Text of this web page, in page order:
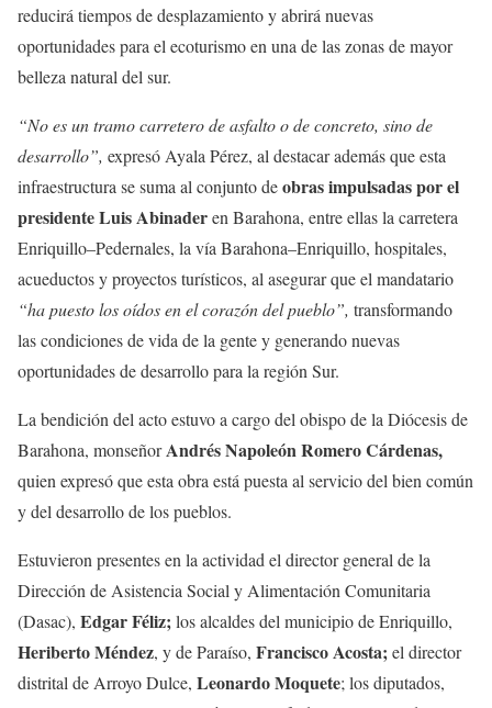
reducirá tiempos de desplazamiento y abrirá nuevas
oportunidades para el ecoturismo en una de las zonas de mayor
belleza natural del sur.
“No es un tramo carretero de asfalto o de concreto, sino de
desarrollo”, expresó Ayala Pérez, al destacar además que esta
infraestructura se suma al conjunto deobras impulsadas por el
presidente Luis Abinaderen Barahona, entre ellas la carretera
Enriquillo–Pedernales, la vía Barahona–Enriquillo, hospitales,
acueductos y proyectos turísticos, al asegurar que el mandatario
“ha puesto los oídos en el corazón del pueblo”, transformando
las condiciones de vida de la gente y generando nuevas
oportunidades de desarrollo para la región Sur.
La bendición del acto estuvo a cargo del obispo de la Diócesis de
Barahona, monseñorAndrés Napoleón Romero Cárdenas,
quien expresó que esta obra está puesta al servicio del bien común
y del desarrollo de los pueblos.
Estuvieron presentes en la actividad el director general de la
Dirección de Asistencia Social y Alimentación Comunitaria
(Dasac), Edgar Féliz;los alcaldes del municipio de Enriquillo,
Heriberto Méndez, y de Paraíso, Francisco Acosta;el director
distrital de Arroyo Dulce, Leonardo Moquete; los diputados,